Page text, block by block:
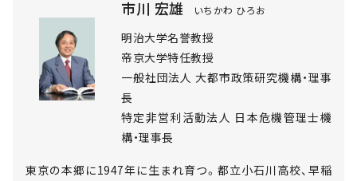
市川 宏雄 いちかわ ひろお
明治大学名誉教授
帝京大学特任教授
一般社団法人 大都市政策研究機構・理事
長
特定非営利活動法人 日本危機管理士機
構・理事長
東京の本郷に1947年に生まれ育つ。都立小石川高校、早稲